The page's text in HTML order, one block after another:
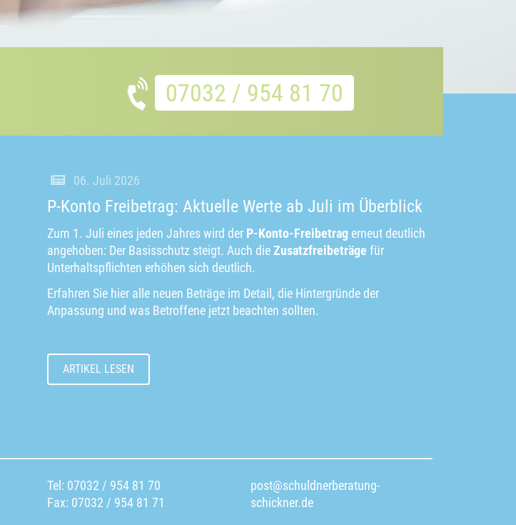
07032 / 954 81 70
06. Juli 2026
P-Konto Freibetrag: Aktuelle Werte ab Juli im Überblick
Zum 1. Juli eines jeden Jahres wird der P-Konto-Freibetrag erneut deutlich
angehoben: Der Basisschutz steigt. Auch dieZusatzfreibeträge für
Unterhaltspflichten erhöhen sich deutlich.
Erfahren Sie hier alle neuen Beträge im Detail, die Hintergründe der
Anpassung und was Betroffene jetzt beachten sollten.
ARTIKEL LESEN
Tel: 07032 / 954 81 70
Fax: 07032 / 954 81 71
post@schuldnerberatung-
schickner.de